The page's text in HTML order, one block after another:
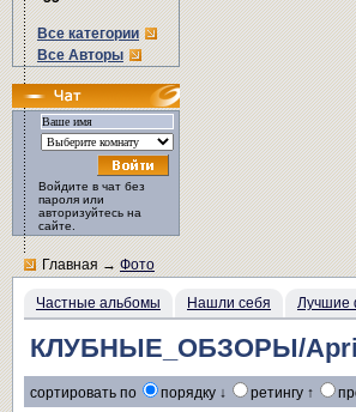
Все категории
Все Авторы
Войдите в чат без
пароля или
авторизуйтесь на
сайте.
Главная→Фото
Частные альбомы Нашли себя Лучшие
КЛУБНЫЕ_ОБЗОРЫ/
сортировать по порядку ↓ ретингу ↑